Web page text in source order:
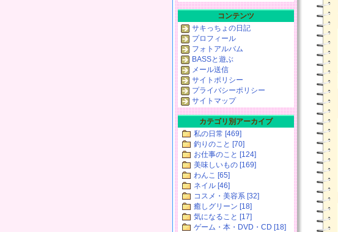
コンテンツ
サキっちょの日記
プロフィール
フォトアルバム
BASSと遊ぶ
メール送信
サイトポリシー
プライバシーポリシー
サイトマップ
カテゴリ別アーカイブ
私の日常 [469]
釣りのこと [70]
お仕事のこと [124]
美味しいもの [169]
わんこ [65]
ネイル [46]
コスメ・美容系 [32]
癒しグリーン [18]
気になること [17]
ゲーム・本・DVD・CD [18]